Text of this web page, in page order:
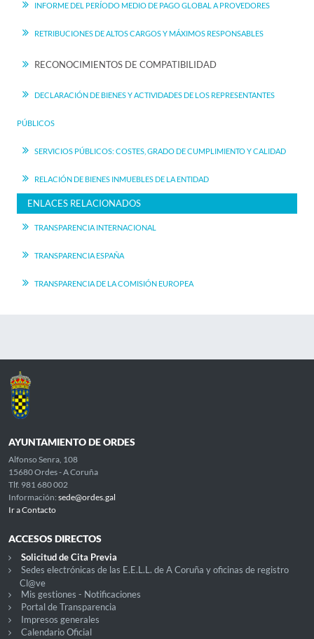
INFORME DEL PERÍODO MEDIO DE PAGO GLOBAL A PROVEDORES
RETRIBUCIONES DE ALTOS CARGOS Y MÁXIMOS RESPONSABLES
RECONOCIMIENTOS DE COMPATIBILIDAD
DECLARACIÓN DE BIENES Y ACTIVIDADES DE LOS REPRESENTANTES
PÚBLICOS
SERVICIOS PÚBLICOS: COSTES, GRADO DE CUMPLIMIENTO Y CALIDAD
RELACIÓN DE BIENES INMUEBLES DE LA ENTIDAD
ENLACES RELACIONADOS
TRANSPARENCIA INTERNACIONAL
TRANSPARENCIA ESPAÑA
TRANSPARENCIA DE LA COMISIÓN EUROPEA
AYUNTAMIENTO DE ORDES
Alfonso Senra, 108
15680 Ordes - A Coruña
Tlf. 981 680 002
Información: sede@ordes.gal
Ir a Contacto
ACCESOS DIRECTOS
Solicitud de Cita Previa
Sedes electrónicas de las E.E.L.L. de A Coruña y oficinas de registro
Cl@ve
Mis gestiones - Notificaciones
Portal de Transparencia
Impresos generales
Calendario Oficial